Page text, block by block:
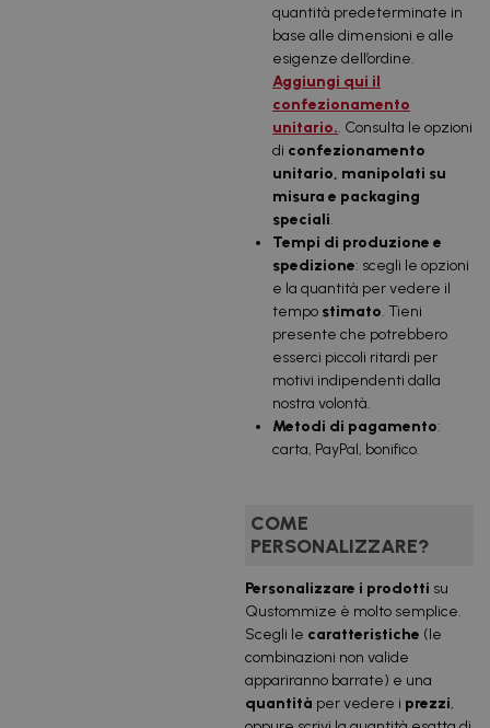
quantità predeterminate in
base alle dimensioni e alle
esigenze dell’ordine.
Aggiungi qui il
confezionamento
unitario.. Consulta le opzioni
di confezionamento
unitario, manipolati su
misura e packaging
speciali.
Tempi di produzione e
spedizione: scegli le opzioni
e la quantità per vedere il
tempo stimato. Tieni
presente che potrebbero
esserci piccoli ritardi per
motivi indipendenti dalla
nostra volontà.
Metodi di pagamento:
carta, PayPal, bonifico.
COME
PERSONALIZZARE?
Personalizzare i prodotti su
Qustommize è molto semplice.
Scegli le caratteristiche (le
combinazioni non valide
appariranno barrate) e una
quantità per vedere i prezzi,